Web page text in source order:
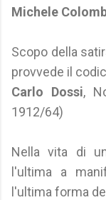
Michele
Scopo della
provvede il
Carlo Dossi,
1912/64)
Nella vita di
l'ultima a
l'ultima forma